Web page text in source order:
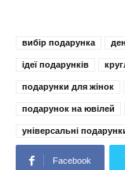
вибір подарунка
ідеї подарунків
подарунки для жінок
подарунок на ювілей
універсальні
Facebook